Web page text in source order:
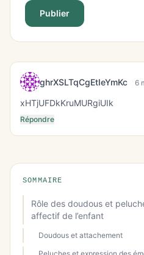
Publier
ghrXSLTqCgEtIeYmKc 6
xHTjUFDkKruMURgiUIk
Répondre
SOMMAIRE
Rôle des doudous et
affectif de l’enfant
Doudous et attachement